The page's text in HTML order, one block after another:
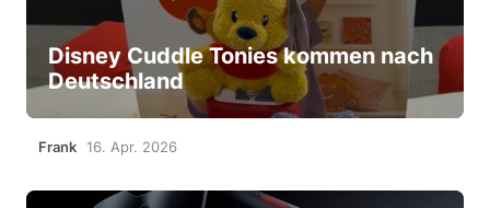
Disney Cuddle Tonies kommen nach
Deutschland
Frank 16. Apr. 2026